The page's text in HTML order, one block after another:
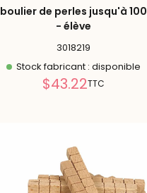
boulier de perles jusqu'à 100
- élève
3018219
Stock fabricant : disponible
Prix
$43.22TTC